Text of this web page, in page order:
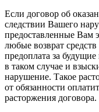
Если договор об
следствии Вашего
предоставленные Вам
любые возврат
предоплата за
в таком случае и
нарушение. Такое
от обязанности
расторжения договора.